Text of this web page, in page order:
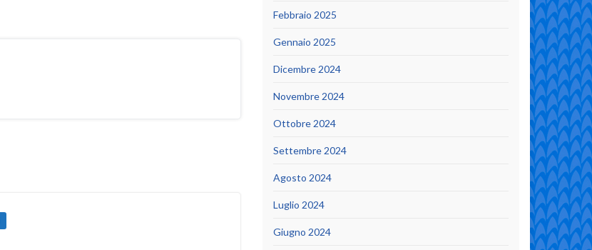
Febbraio 2025
Gennaio 2025
Dicembre 2024
Novembre 2024
Ottobre 2024
Settembre 2024
Agosto 2024
Luglio 2024
Giugno 2024